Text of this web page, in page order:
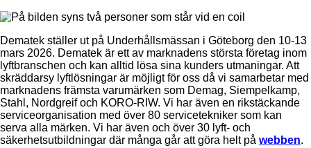
Dematek ställer ut på Underhållsmässan i Göteborg den 10-13
mars 2026. Dematek är ett av marknadens största företag inom
lyftbranschen och kan alltid lösa sina kunders utmaningar. Att
skräddarsy lyftlösningar är möjligt för oss då vi samarbetar med
marknadens främsta varumärken som Demag, Siempelkamp,
Stahl, Nordgreif och KORO-RIW. Vi har även en rikstäckande
serviceorganisation med över 80 servicetekniker som kan
serva alla märken. Vi har även och över 30 lyft- och
säkerhetsutbildningar där många går att göra helt på webben.